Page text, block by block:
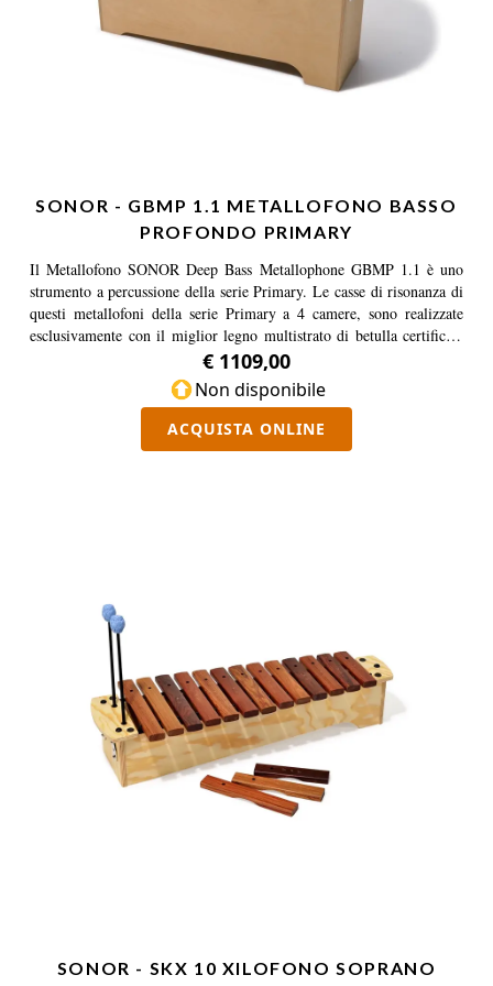
costituita da un range di 38 toni compresi tra F e F#3. Accordatura
Armonica fino a B, Accordatura Fondamentale da C1. Mallets SXG
Y 1 inclusi. (Telaio Sottostante CX CM non incluso)
SONOR - GBMP 1.1 METALLOFONO BASSO
PROFONDO PRIMARY
Il Metallofono SONOR Deep Bass Metallophone GBMP 1.1 è uno
strumento a percussione della serie Primary. Le casse di risonanza di
questi metallofoni della serie Primary a 4 camere, sono realizzate
esclusivamente con il miglior legno multistrato di betulla certificata
FSC TM e garantiscono una lunga durata e anni di utilizzo. Le barre
metalliche grigie in lega speciale sono intonate su scale fondamentali
e hanno una dimensione 10 mm di spessore e 35 mm di larghezza
rendendo più facile la suonabilità. Le barre compongono una scala di
Do Maggiore – C Major in Accordatura Armonica ed è costituita da
€ 1109,00
Non disponibile
ACQUISTA ONLINE
SONOR - SKX 10 XILOFONO SOPRANO